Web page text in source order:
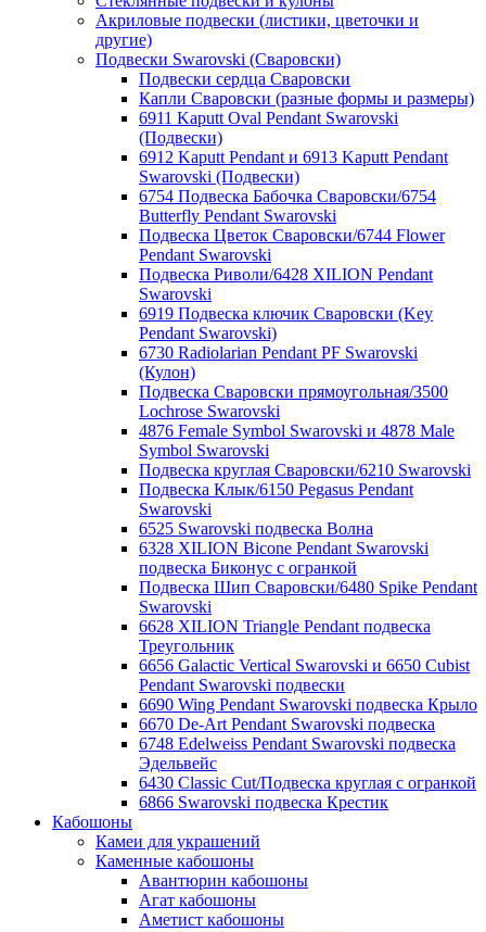
Акриловые подвески (листики, цветочки и
другие)
Подвески Swarovski (Сваровски)
Подвески сердца Сваровски
Капли Сваровски (разные формы и размеры)
6911 Kaputt Oval Pendant Swarovski
(Подвески)
6912 Kaputt Pendant и 6913 Kaputt Pendant
Swarovski (Подвески)
6754 Подвеска Бабочка Сваровски/6754
Butterfly Pendant Swarovski
Подвеска Цветок Сваровски/6744 Flower
Pendant Swarovski
Подвеска Риволи/6428 XILION Pendant
Swarovski
6919 Подвеска ключик Сваровски (Key
Pendant Swarovski)
6730 Radiolarian Pendant PF Swarovski
(Кулон)
Подвеска Сваровски прямоугольная/3500
Lochrose Swarovski
4876 Female Symbol Swarovski и 4878 Male
Symbol Swarovski
Подвеска круглая Сваровски/6210 Swarovski
Подвеска Клык/6150 Pegasus Pendant
Swarovski
6525 Swarovski подвеска Волна
6328 XILION Bicone Pendant Swarovski
подвеска Биконус c огранкой
Подвеска Шип Сваровски/6480 Spike Pendant
Swarovski
6628 XILION Triangle Pendant подвеска
Треугольник
6656 Galactic Vertical Swarovski и 6650 Cubist
Pendant Swarovski подвески
6690 Wing Pendant Swarovski подвеска Крыло
6670 De-Art Pendant Swarovski подвеска
6748 Edelweiss Pendant Swarovski подвеска
Эдельвейс
6430 Classic Cut/Подвеска круглая с огранкой
6866 Swarovski подвеска Крестик
Кабошоны
Камеи для украшений
Каменные кабошоны
Авантюрин кабошоны
Агат кабошоны
Аметист кабошоны